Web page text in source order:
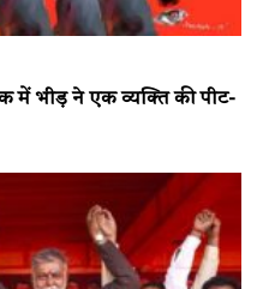
में भीड़ ने एक व्यक्ति की पीट-